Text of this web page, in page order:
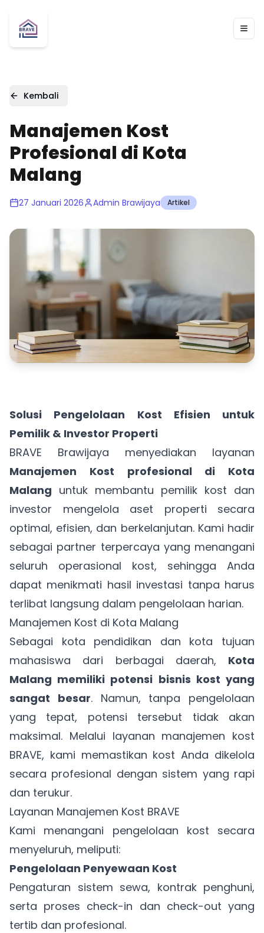
Kembali
Manajemen Kost
Profesional di Kota
Malang
27 Januari 2026 Admin Brawijaya Artikel
Solusi Pengelolaan Kost Efisien untuk
Pemilik & Investor Properti
BRAVE Brawijaya menyediakan layanan
Manajemen Kost profesional di Kota
Malang untuk membantu pemilik kost dan
investor mengelola aset properti secara
optimal, efisien, dan berkelanjutan. Kami hadir
sebagai partner terpercaya yang menangani
seluruh operasional kost, sehingga Anda
dapat menikmati hasil investasi tanpa harus
terlibat langsung dalam pengelolaan harian.
Manajemen Kost di Kota Malang
Sebagai kota pendidikan dan kota tujuan
mahasiswa dari berbagai daerah, Kota
Malang memiliki potensi bisnis kost yang
sangat besar. Namun, tanpa pengelolaan
yang tepat, potensi tersebut tidak akan
maksimal. Melalui layanan manajemen kost
BRAVE, kami memastikan kost Anda dikelola
secara profesional dengan sistem yang rapi
dan terukur.
Layanan Manajemen Kost BRAVE
Kami menangani pengelolaan kost secara
menyeluruh, meliputi:
Pengelolaan Penyewaan Kost
Pengaturan sistem sewa, kontrak penghuni,
serta proses check-in dan check-out yang
tertib dan profesional.